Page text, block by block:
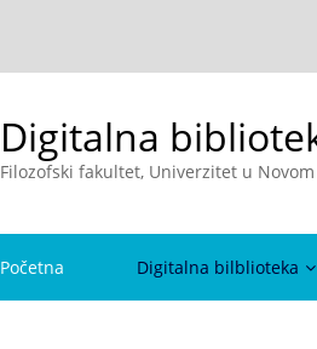
Digitalna
Filozofski fakultet, Univerzitet u Novom
Početna Digitalna bilblioteka